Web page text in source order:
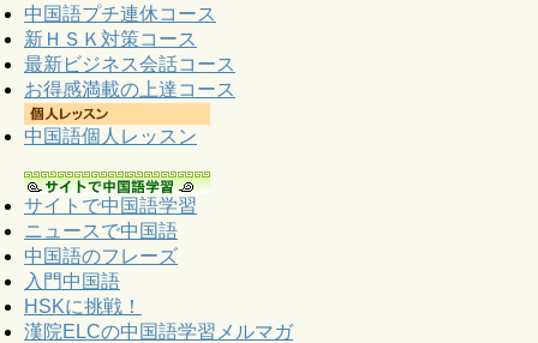
中国語プチ連休コース
新ＨＳＫ対策コース
最新ビジネス会話コース
お得感満載の上達コース
中国語個人レッスン
サイトで中国語学習
ニュースで中国語
中国語のフレーズ
入門中国語
HSKに挑戦！
漢院ELCの中国語学習メルマガ